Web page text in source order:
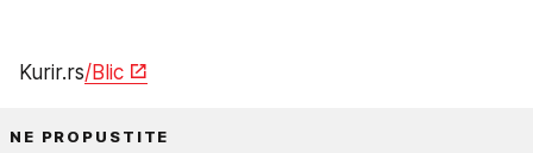
Kurir.rs/Blic
NE PROPUSTITE